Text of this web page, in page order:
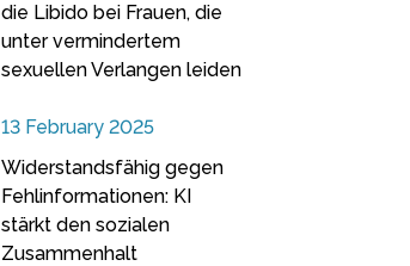
die Libido bei Frauen, die
unter vermindertem
sexuellen Verlangen leiden
13 February 2025
Widerstandsfähig gegen
Fehlinformationen: KI
stärkt den sozialen
Zusammenhalt